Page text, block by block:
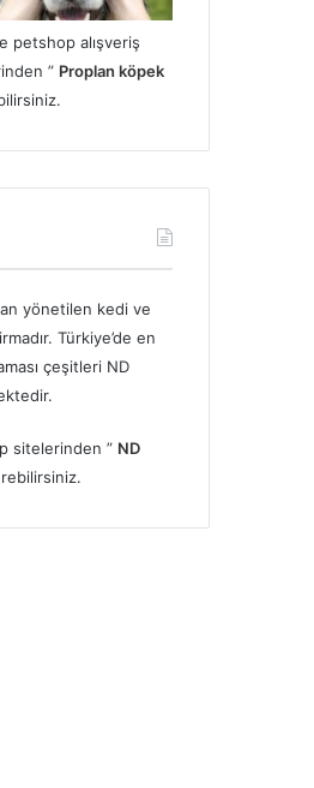
petshop alışveriş
” Proplan köpek
yönetilen kedi ve
Türkiye’de en
çeşitleri ND
sitelerinden ” ND